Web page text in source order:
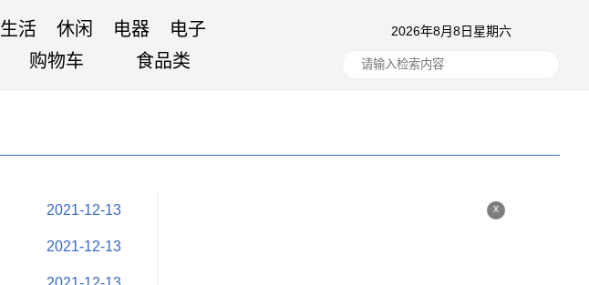
生活 休闲 电器
电子
购物车 食品类
2026年8月8日星期六
2021-12-13
2021-12-13
x